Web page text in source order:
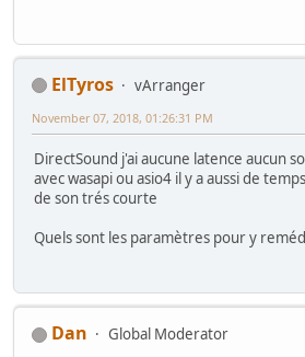
ElTyros
vArranger
November 07, 2018, 01:26:31 PM
DirectSound j'ai aucune latence aucun
avec wasapi ou asio4 il y a aussi de
de son trés courte
Quels sont les paramètres pour y
Dan
Global Moderator